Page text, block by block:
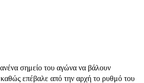
σημείο του αγώνα να βάλουν
επέβαλε από την αρχή το ρυθμό του